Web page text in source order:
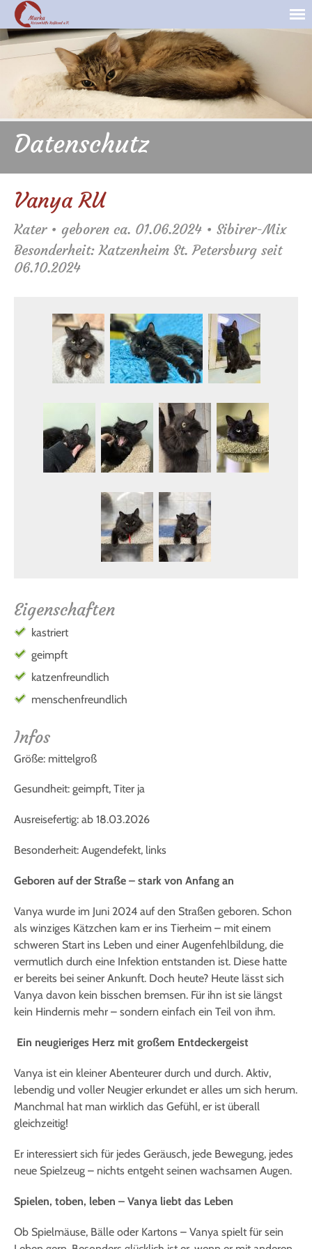
Datenschutz
Vanya RU
Kater • geboren ca. 01.06.2024 • Sibirer-Mix
Besonderheit: Katzenheim St. Petersburg seit
06.10.2024
Eigenschaften
kastriert
geimpft
katzenfreundlich
menschenfreundlich
Infos
Größe: mittelgroß
Gesundheit: geimpft, Titer ja
Ausreisefertig: ab 18.03.2026
Besonderheit: Augendefekt, links
Geboren auf der Straße – stark von Anfang an
Vanya wurde im Juni 2024 auf den Straßen geboren. Schon
als winziges Kätzchen kam er ins Tierheim – mit einem
schweren Start ins Leben und einer Augenfehlbildung, die
vermutlich durch eine Infektion entstanden ist. Diese hatte
er bereits bei seiner Ankunft. Doch heute? Heute lässt sich
Vanya davon kein bisschen bremsen. Für ihn ist sie längst
kein Hindernis mehr – sondern einfach ein Teil von ihm.
Ein neugieriges Herz mit großem Entdeckergeist
Vanya ist ein kleiner Abenteurer durch und durch. Aktiv,
lebendig und voller Neugier erkundet er alles um sich herum.
Manchmal hat man wirklich das Gefühl, er ist überall
gleichzeitig!
Er interessiert sich für jedes Geräusch, jede Bewegung, jedes
neue Spielzeug – nichts entgeht seinen wachsamen Augen.
Spielen, toben, leben – Vanya liebt das Leben
Ob Spielmäuse, Bälle oder Kartons – Vanya spielt für sein